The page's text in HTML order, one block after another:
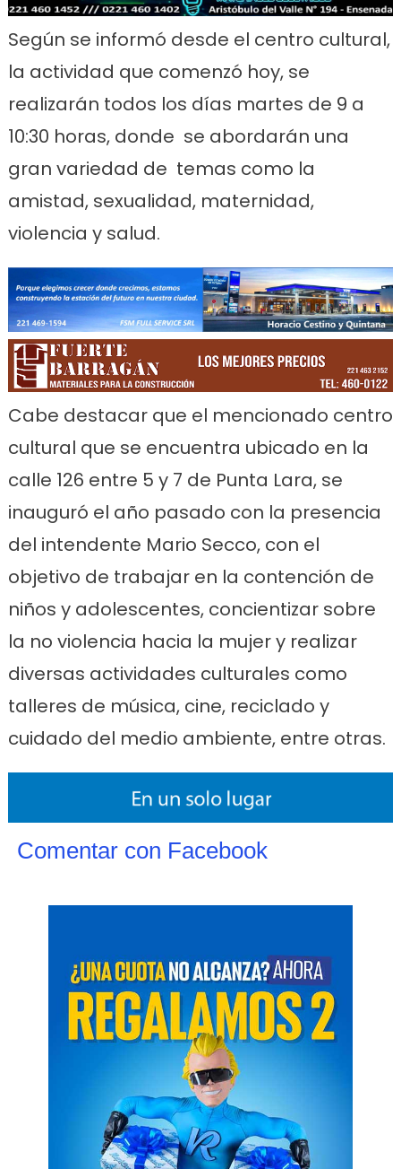
Según se informó desde el centro cultural,
la actividad que comenzó hoy, se
realizarán todos los días martes de 9 a
10:30 horas, donde se abordarán una
gran variedad de temas como la
amistad, sexualidad, maternidad,
violencia y salud.
Cabe destacar que el mencionado centro
cultural que se encuentra ubicado en la
calle 126 entre 5 y 7 de Punta Lara, se
inauguró el año pasado con la presencia
del intendente Mario Secco, con el
objetivo de trabajar en la contención de
niños y adolescentes, concientizar sobre
la no violencia hacia la mujer y realizar
diversas actividades culturales como
talleres de música, cine, reciclado y
cuidado del medio ambiente, entre otras.
Comentar con Facebook